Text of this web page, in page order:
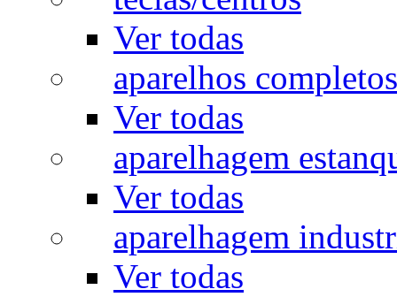
Ver todas
aparelhos completos
Ver todas
aparelhagem
Ver todas
aparelhagem
Ver todas